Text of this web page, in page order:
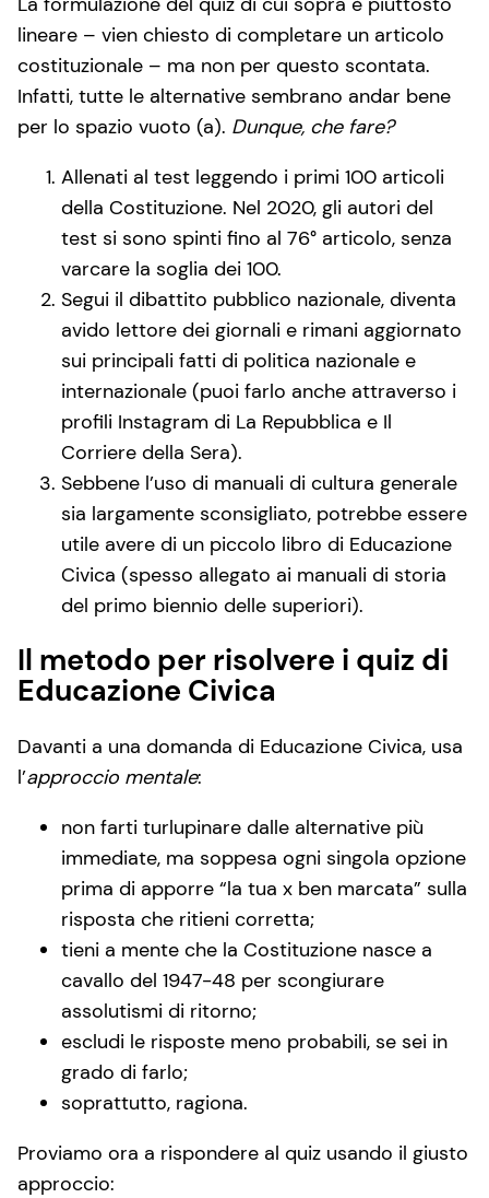
lineare – vien chiesto di completare un articolo
costituzionale – ma non per questo scontata.
Infatti, tutte le alternative sembrano andar bene
per lo spazio vuoto (a). Dunque, che fare?
Allenati al test leggendo i primi 100 articoli
della Costituzione. Nel 2020, gli autori del
test si sono spinti fino al 76° articolo, senza
varcare la soglia dei 100.
Segui il dibattito pubblico nazionale, diventa
avido lettore dei giornali e rimani aggiornato
sui principali fatti di politica nazionale e
internazionale (puoi farlo anche attraverso i
profili Instagram di La Repubblica e Il
Corriere della Sera).
Sebbene l’uso di manuali di cultura generale
sia largamente sconsigliato, potrebbe essere
utile avere di un piccolo libro di Educazione
Civica (spesso allegato ai manuali di storia
del primo biennio delle superiori).
Il metodo per risolvere i quiz di
Educazione Civica
Davanti a una domanda di Educazione Civica, usa
l’approccio mentale:
non farti turlupinare dalle alternative più
immediate, ma soppesa ogni singola opzione
prima di apporre “la tua x ben marcata” sulla
risposta che ritieni corretta;
tieni a mente che la Costituzione nasce a
cavallo del 1947-48 per scongiurare
assolutismi di ritorno;
escludi le risposte meno probabili, se sei in
grado di farlo;
soprattutto, ragiona.
Proviamo ora a rispondere al quiz usando il giusto
approccio: